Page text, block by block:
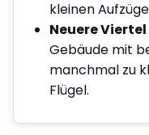
kleinen
Neuere
Gebäude mit
manchmal zu
Flügel.